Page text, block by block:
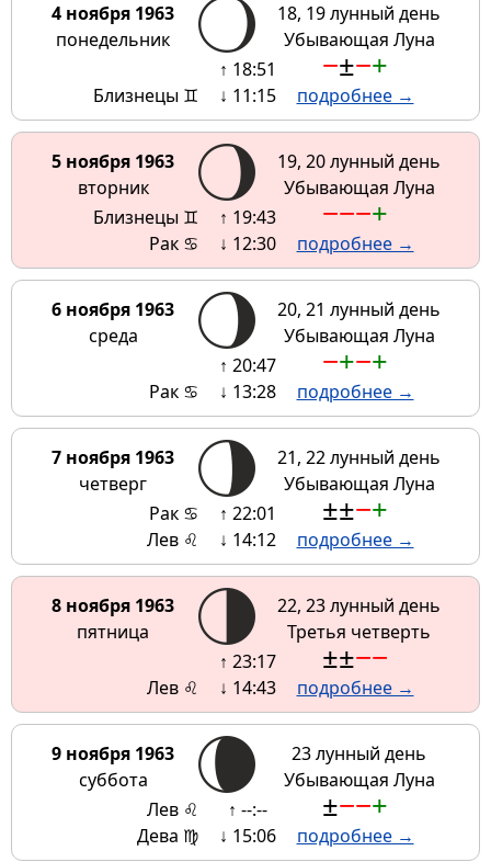
4 ноября 1963
понедельник
18, 19 лунный день
Убывающая Луна
Близнецы ♊
↑ 18:51
↓ 11:15
−±−+
подробнее →
5 ноября 1963
вторник
19, 20 лунный день
Убывающая Луна
Близнецы ♊
Рак ♋
↑ 19:43
↓ 12:30
−−−+
подробнее →
6 ноября 1963
среда
20, 21 лунный день
Убывающая Луна
Рак ♋
↑ 20:47
↓ 13:28
−+−+
подробнее →
7 ноября 1963
четверг
21, 22 лунный день
Убывающая Луна
Рак ♋
Лев ♌
↑ 22:01
↓ 14:12
±±−+
подробнее →
8 ноября 1963
пятница
22, 23 лунный день
Третья четверть
Лев ♌
↑ 23:17
↓ 14:43
±±−−
подробнее →
9 ноября 1963
суббота
23 лунный день
Убывающая Луна
Лев ♌
Дева ♍
↑ --:--
↓ 15:06
±−−+
подробнее →